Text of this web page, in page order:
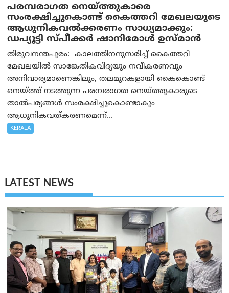
പരമ്പരാഗത നെയ്ത്തുകാരെ
സംരക്ഷിച്ചുകൊണ്ട് കൈത്തറി മേഖലയുടെ
ആധുനികവൽക്കരണം സാധ്യമാക്കും:
ഡപ്യൂട്ടി സ്പീക്കർ ഷാനിമോൾ ഉസ്മാൻ
തിരുവനന്തപുരം: കാലത്തിനനുസരിച്ച് കൈത്തറി
മേഖലയിൽ സാങ്കേതികവിദ്യയും നവീകരണവും
അനിവാര്യമാണെങ്കിലും, തലമുറകളായി കൈകൊണ്ട്
നെയ്ത്ത് നടത്തുന്ന പരമ്പരാഗത നെയ്ത്തുകാരുടെ
താൽപര്യങ്ങൾ സംരക്ഷിച്ചുകൊണ്ടാകും
ആധുനികവത്കരണമെന്ന്...
KERALA
LATEST NEWS